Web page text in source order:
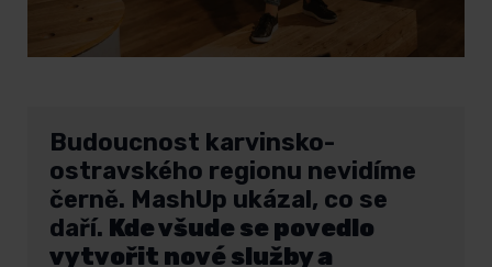
Budoucnost karvinsko-
ostravského regionu nevidíme
černě. MashUp ukázal, co se
daří. Kde všude se povedlo
vytvořit nové služby a